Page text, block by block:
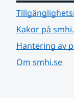
Kakor på
Hantering av
Om smhi.se